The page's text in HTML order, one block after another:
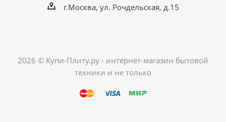
г.Москва, ул. Рочдельская, д.15
2026 © Купи-Плиту.ру - интернет-магазин бытовой
техники и не только